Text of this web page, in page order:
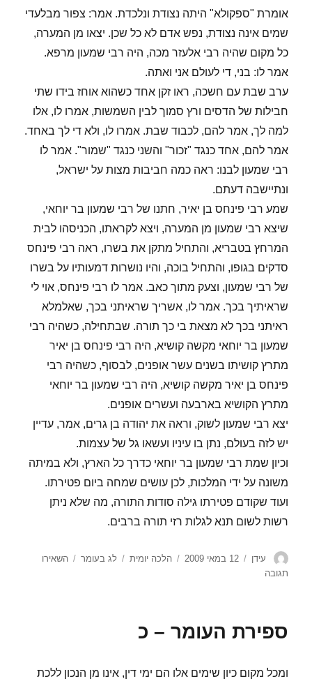
אומרת "ספקולא" היתה נצודת ונלכדת. אמר: צפור מבלעדי
שמים אינה נצודת, נפש אדם לא כל שכן. יצאו מן המערה,
כל מקום שהיה רבי אלעזר מכה, היה רבי שמעון מרפא.
אמר לו: בני, די לעולם אני ואתה.
ערב שבת עם חשכה, ראו זקן אחד כשהוא אוחז בידו שתי
חבילות של הדסים ורץ סמוך לבין השמשות, אמרו לו, אלו
למה לך, אמר להם, לכבוד שבת. אמרו לו, ולא די לך באחד.
אמר להם, אחד כנגד "זכור" והשני כנגד "שמור". אמר לו
רבי שמעון לבנו: ראה כמה חביבות מצות על ישראל,
ונתיישבה דעתם.
שמע רבי פינחס בן יאיר, חתנו של רבי שמעון בר יוחאי,
שיצא רבי שמעון מן המערה, ויצא לקראתו, הכניסהו לבית
המרחץ בטבריא, והתחיל מתקן את בשרו, ראה רבי פינחס
סדקים בגופו, והתחיל בוכה, והיו נושרות דמעותיו על בשרו
של רבי שמעון, וצעק מתוך כאב. אמר לו רבי פינחס, אוי לי
שראיתיך בכך. אמר לו, אשריך שראיתני בכך, שאלמלא
ראיתני בכך לא מצאת בי כך תורה. שבתחילה, כשהיה רבי
שמעון בר יוחאי מקשה קושיא, היה רבי פינחס בן יאיר
מתרץ קושיתו בשנים עשר אופנים, לבסוף, כשהיה רבי
פינחס בן יאיר מקשה קושיא, היה רבי שמעון בר יוחאי
מתרץ הקושיא בארבעה ועשרים אופנים.
יצא רבי שמעון לשוק, וראה את יהודה בן גרים, אמר, עדיין
יש לזה בעולם, נתן בו עיניו ועשאו גל של עצמות.
וכיון שמת רבי שמעון בר יוחאי כדרך כל הארץ, ולא במיתה
משונה על ידי המלכות, לכן עושים שמחה ביום פטירתו.
ועוד שקודם פטירתו גילה סודות התורה, מה שלא ניתן
רשות לשום תנא לגלות רזי תורה ברבים.
מחבר
עידן
פורסם
12 במאי 2009 קטגוריות
הלכה יומית תגיות
לג בעומר
השאירו
תגובה
בשמחה
לעומר?
ספירת העומר – כ
ומכל מקום כיון שימים אלו הם ימי דין, אינו מן הנכון ללכת